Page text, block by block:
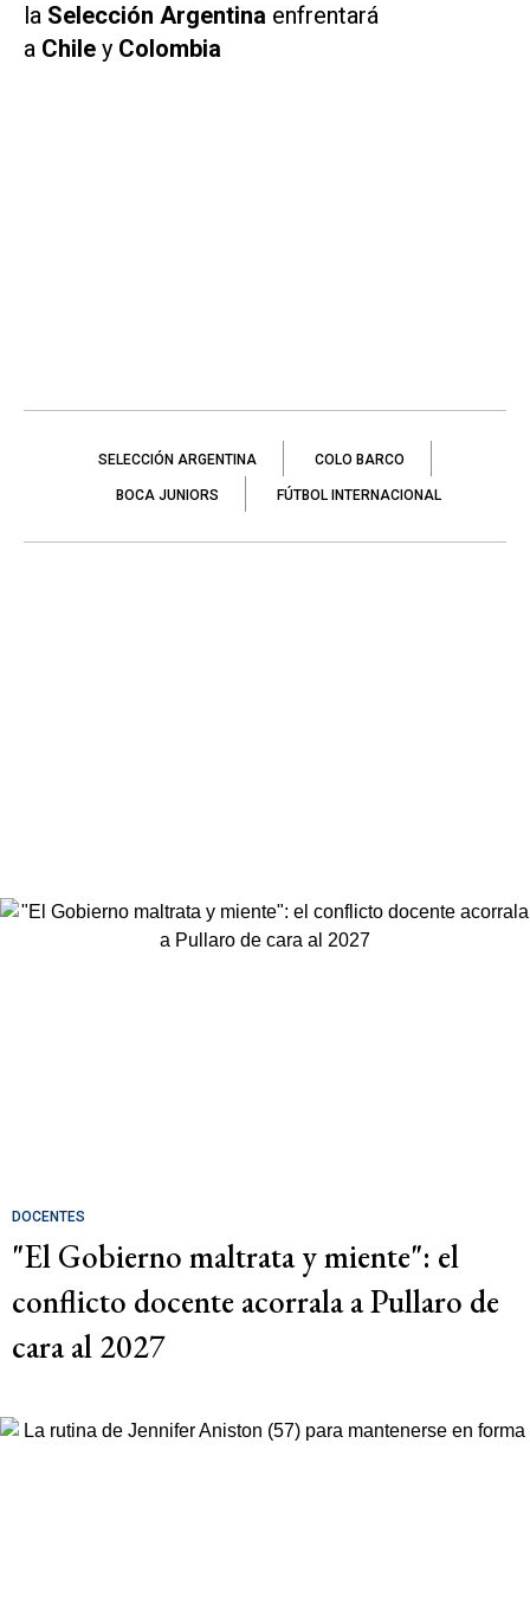
la Selección Argentina enfrentará
a Chile y Colombia
SELECCIÓN ARGENTINA COLO BARCO
BOCA JUNIORS FÚTBOL INTERNACIONAL
DOCENTES
"El Gobierno maltrata y miente": el
conflicto docente acorrala a Pullaro de
cara al 2027